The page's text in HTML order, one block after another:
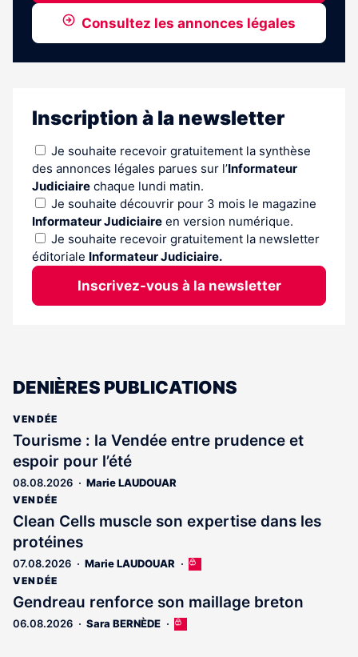
Consultez les annonces légales
Inscription à la newsletter
Je souhaite recevoir gratuitement la synthèse
des annonces légales parues sur l’Informateur
Judiciaire chaque lundi matin.
Je souhaite découvrir pour 3 mois le magazine
Informateur Judiciaire en version numérique.
Je souhaite recevoir gratuitement la newsletter
éditoriale Informateur Judiciaire.
Inscrivez-vous à la newsletter
DENIÈRES PUBLICATIONS
VENDÉE
Tourisme : la Vendée entre prudence et
espoir pour l’été
08.08.2026 Marie LAUDOUAR
VENDÉE
Clean Cells muscle son expertise dans les
protéines
07.08.2026 Marie LAUDOUAR
Cet
réservé
VENDÉE
Gendreau renforce son maillage breton
06.08.2026 Sara BERNÈDE
Cet